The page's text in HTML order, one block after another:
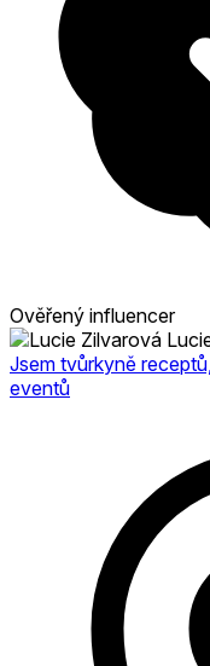
Ověřený influencer
Jsem tvůrkyně
eventů